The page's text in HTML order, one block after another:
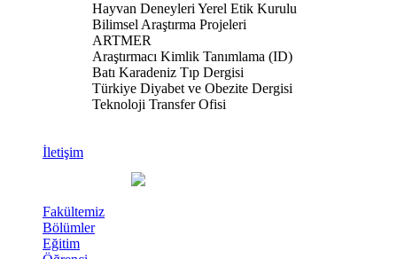
Hayvan Deneyleri Yerel Etik Kurulu
Bilimsel Araştırma Projeleri
ARTMER
Araştırmacı Kimlik Tanımlama (ID)
Batı Karadeniz Tıp Dergisi
Türkiye Diyabet ve Obezite Dergisi
Teknoloji Transfer Ofisi
İletişim
Fakültemiz
Bölümler
Eğitim